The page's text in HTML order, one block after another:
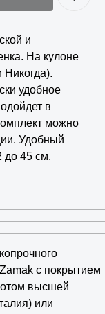
и
На кулоне
удобное
в
можно
Удобный
до 45 см.
с покрытием
высшей
или